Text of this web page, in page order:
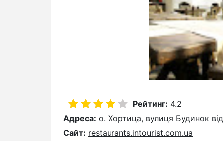
Рейтинг: 4.2
Адреса: о. Хортица, вулиця Будинок
Сайт: restaurants.intourist.com.ua